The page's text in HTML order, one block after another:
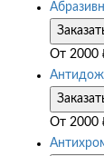
От 2000
От 2000